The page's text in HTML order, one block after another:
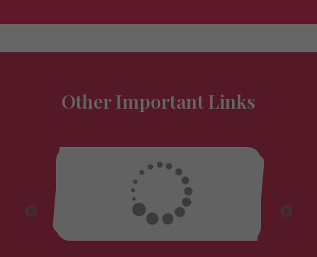
Other Important Links